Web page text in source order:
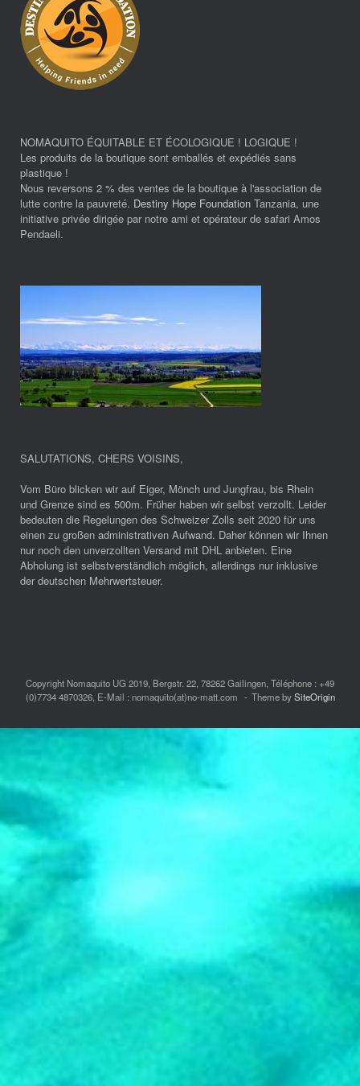
NOMAQUITO ÉQUITABLE ET ÉCOLOGIQUE ! LOGIQUE !
Les produits de la boutique sont emballés et expédiés sans
plastique !
Nous reversons 2 % des ventes de la boutique à l'association de
lutte contre la pauvreté. Destiny Hope Foundation Tanzania, une
initiative privée dirigée par notre ami et opérateur de safari Amos
Pendaeli.
SALUTATIONS, CHERS VOISINS,
Vom Büro blicken wir auf Eiger, Mönch und Jungfrau, bis Rhein
und Grenze sind es 500m. Früher haben wir selbst verzollt. Leider
bedeuten die Regelungen des Schweizer Zolls seit 2020 für uns
einen zu großen administrativen Aufwand. Daher können wir Ihnen
nur noch den unverzollten Versand mit DHL anbieten. Eine
Abholung ist selbstverständlich möglich, allerdings nur inklusive
der deutschen Mehrwertsteuer.
Copyright Nomaquito UG 2019, Bergstr. 22, 78262 Gailingen, Téléphone : +49
(0)7734 4870326, E-Mail : nomaquito(at)no-matt.com
Theme bySiteOrigin